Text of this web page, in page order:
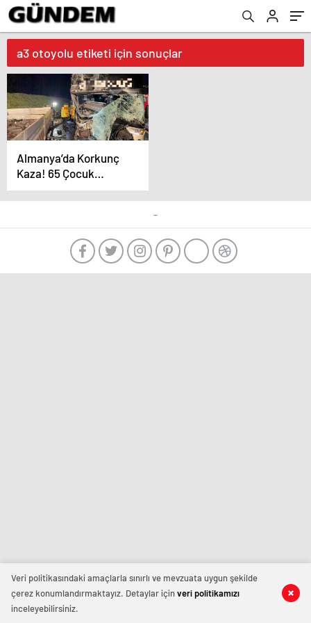
a3 otoyolu etiketi için sonuçlar
Almanya’da Korkunç
Kaza! 65 Çocuk
Etkilendi!
-
Veri politikasındaki amaçlarla sınırlı ve mevzuata uygun şekilde
çerez konumlandırmaktayız. Detaylar içinveri politikamızı
inceleyebilirsiniz.